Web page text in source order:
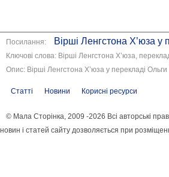
Посилання: Вірші Ленгстона Х’юза
Ключові слова: Вірші Ленгстона Х’юза,
Опис: Вірші Ленгстона Х’юза у перекладі
Статті Новини Корисні ресурси
© Мала Сторінка, 2009 -2026 Всі авторські
новин і статей сайту дозволяється при